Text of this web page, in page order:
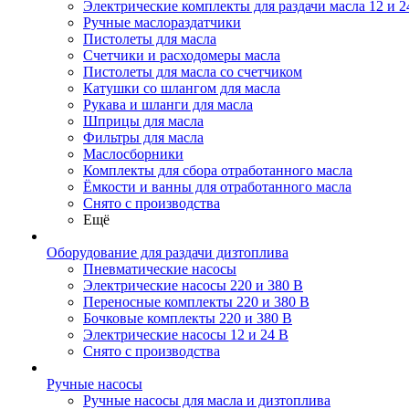
Электрические комплекты для раздачи масла 12 и
Ручные маслораздатчики
Пистолеты для масла
Счетчики и расходомеры масла
Пистолеты для масла со счетчиком
Катушки со шлангом для масла
Рукава и шланги для масла
Шприцы для масла
Фильтры для масла
Маслосборники
Комплекты для сбора отработанного масла
Ёмкости и ванны для отработанного масла
Снято с производства
Ещё
Оборудование для раздачи дизтоплива
Пневматические насосы
Электрические насосы 220 и 380 В
Переносные комплекты 220 и 380 В
Бочковые комплекты 220 и 380 В
Электрические насосы 12 и 24 В
Снято с производства
Ручные насосы
Ручные насосы для масла и дизтоплива